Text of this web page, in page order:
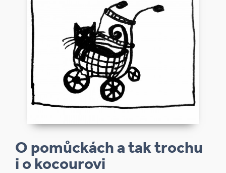
O pomůckách a tak trochu
i o kocourovi